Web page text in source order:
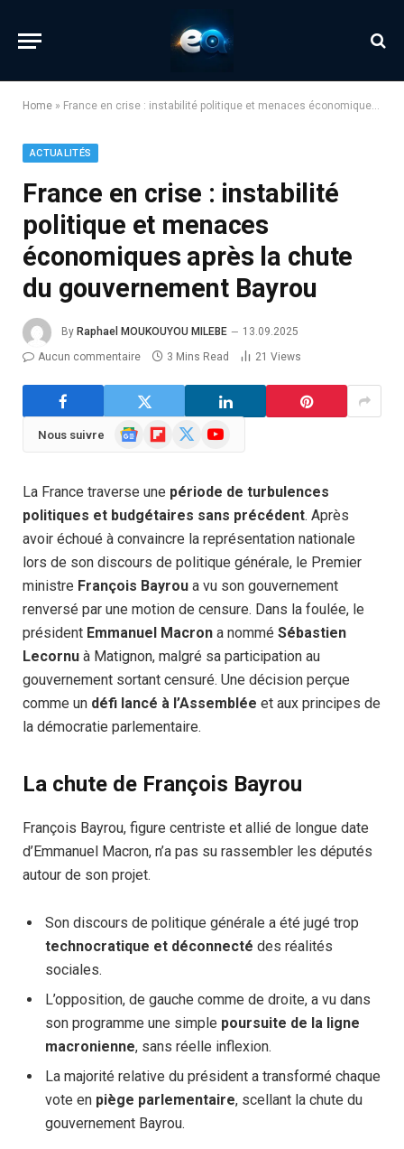
Home » France en crise : instabilité politique et menaces économiques après la chute du gouvernement Bayrou
ACTUALITÉS
France en crise : instabilité
politique et menaces
économiques après la chute
du gouvernement Bayrou
By Raphael MOUKOUYOU MILEBE
13.09.2025
Aucun commentaire
3 Mins Read 21 Views
Nous suivre
GoogleFlipboard YouTube
La France traverse une période de turbulences
politiques et budgétaires sans précédent. Après
avoir échoué à convaincre la représentation nationale
lors de son discours de politique générale, le Premier
ministre François Bayrou a vu son gouvernement
renversé par une motion de censure. Dans la foulée, le
président Emmanuel Macron a nommé Sébastien
Lecornu à Matignon, malgré sa participation au
gouvernement sortant censuré. Une décision perçue
comme un défi lancé à l’Assemblée et aux principes de
la démocratie parlementaire.
La chute de François Bayrou
François Bayrou, figure centriste et allié de longue date
d’Emmanuel Macron, n’a pas su rassembler les députés
autour de son projet.
Son discours de politique générale a été jugé trop
technocratique et déconnecté des réalités
sociales.
L’opposition, de gauche comme de droite, a vu dans
son programme une simple poursuite de la ligne
macronienne, sans réelle inflexion.
La majorité relative du président a transformé chaque
vote en piège parlementaire, scellant la chute du
gouvernement Bayrou.